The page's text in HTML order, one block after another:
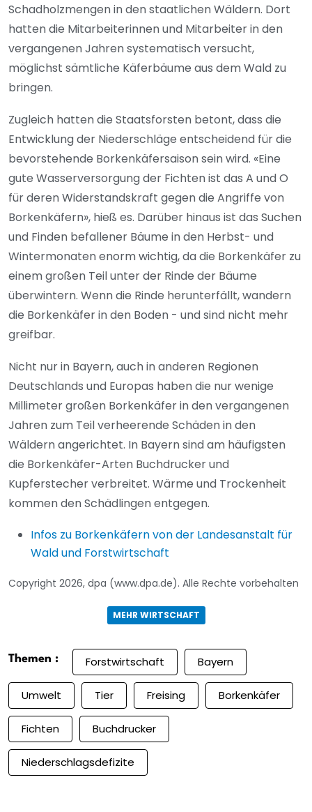
Schadholzmengen in den staatlichen Wäldern. Dort
hatten die Mitarbeiterinnen und Mitarbeiter in den
vergangenen Jahren systematisch versucht,
möglichst sämtliche Käferbäume aus dem Wald zu
bringen.
Zugleich hatten die Staatsforsten betont, dass die
Entwicklung der Niederschläge entscheidend für die
bevorstehende Borkenkäfersaison sein wird. «Eine
gute Wasserversorgung der Fichten ist das A und O
für deren Widerstandskraft gegen die Angriffe von
Borkenkäfern», hieß es. Darüber hinaus ist das Suchen
und Finden befallener Bäume in den Herbst- und
Wintermonaten enorm wichtig, da die Borkenkäfer zu
einem großen Teil unter der Rinde der Bäume
überwintern. Wenn die Rinde herunterfällt, wandern
die Borkenkäfer in den Boden - und sind nicht mehr
greifbar.
Nicht nur in Bayern, auch in anderen Regionen
Deutschlands und Europas haben die nur wenige
Millimeter großen Borkenkäfer in den vergangenen
Jahren zum Teil verheerende Schäden in den
Wäldern angerichtet. In Bayern sind am häufigsten
die Borkenkäfer-Arten Buchdrucker und
Kupferstecher verbreitet. Wärme und Trockenheit
kommen den Schädlingen entgegen.
Infos zu Borkenkäfern von der Landesanstalt für
Wald und Forstwirtschaft
Copyright 2026, dpa (www.dpa.de). Alle Rechte vorbehalten
MEHR WIRTSCHAFT
Themen : Forstwirtschaft Bayern
Umwelt Tier Freising Borkenkäfer
Fichten Buchdrucker
Niederschlagsdefizite